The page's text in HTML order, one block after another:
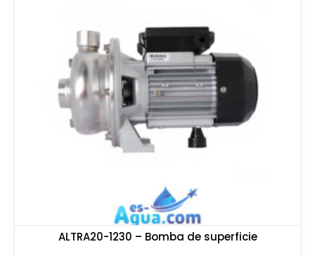
ALTRA20-1230 – Bomba de superficie